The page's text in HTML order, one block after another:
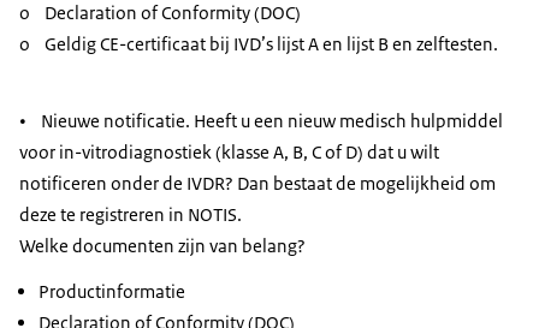
o Declaration of Conformity (DOC)
o Geldig CE-certificaat bij IVD’s lijst A en lijst B en zelftesten.
•
Nieuwe notificatie. Heeft u een nieuw medisch hulpmiddel
voor in-vitrodiagnostiek (klasse A, B, C of D) dat u wilt
notificeren onder de IVDR? Dan bestaat de mogelijkheid om
deze te registreren in NOTIS.
Welke documenten zijn van belang?
Productinformatie
Declaration of Conformity (DOC)